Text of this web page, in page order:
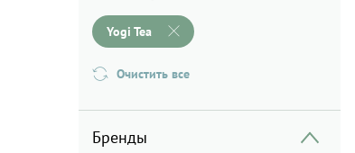
Yogi Tea
Очистить все
Бренды